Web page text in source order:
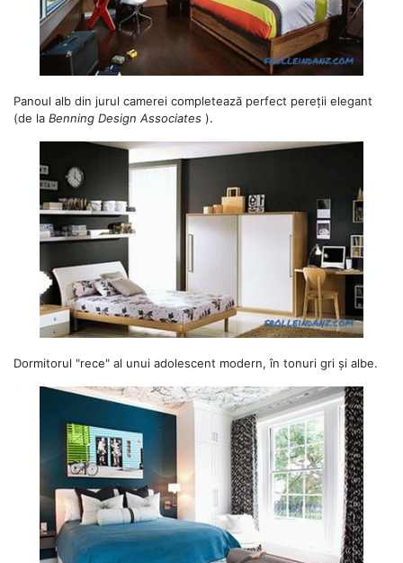
Panoul alb din jurul camerei completează perfect pereții elegant
(de la Benning Design Associates ).
Dormitorul "rece" al unui adolescent modern, în tonuri gri și albe.